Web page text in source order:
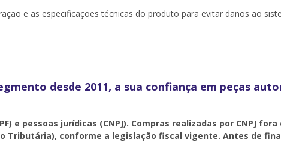
e as especificações técnicas do produto para evitar danos ao
desde 2011, a sua confiança em peças
e pessoas jurídicas (CNPJ). Compras realizadas por CNPJ
Tributária), conforme a legislação fiscal vigente. Antes de